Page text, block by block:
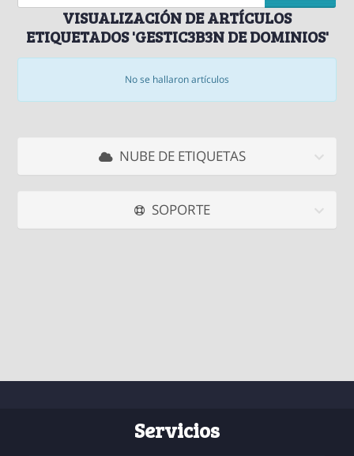
VISUALIZACIÓN DE ARTÍCULOS
ETIQUETADOS 'GESTIC3B3N DE DOMINIOS'
No se hallaron artículos
NUBE DE ETIQUETAS
SOPORTE
Servicios